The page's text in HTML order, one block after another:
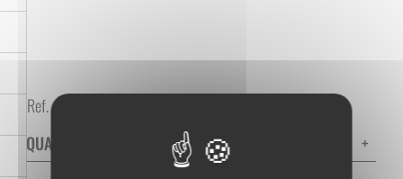
Ref. :
QUANTITÉ
+